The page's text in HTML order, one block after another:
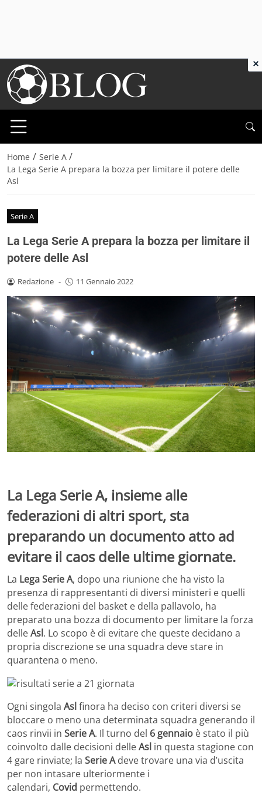
Home / Serie A /
La Lega Serie A prepara la bozza per limitare il potere delle
Asl
Serie A
La Lega Serie A prepara la bozza per limitare il
potere delle Asl
Redazione - 11 Gennaio 2022
La Lega Serie A, insieme alle
federazioni di altri sport, sta
preparando un documento atto ad
evitare il caos delle ultime giornate.
La Lega Serie A, dopo una riunione che ha visto la
presenza di rappresentanti di diversi ministeri e quelli
delle federazioni del basket e della pallavolo, ha
preparato una bozza di documento per limitare la forza
delleAsl. Lo scopo è di evitare che queste decidano a
propria discrezione se una squadra deve stare in
quarantena o meno.
Ogni singola Asl finora ha deciso con criteri diversi se
bloccare o meno una determinata squadra generando il
caos rinvii in Serie A. Il turno del 6 gennaio è stato il più
coinvolto dalle decisioni delleAsl in questa stagione con
4 gare rinviate; la Serie Adeve trovare una via d’uscita
per non intasare ulteriormente i
calendari, Covid permettendo.
×